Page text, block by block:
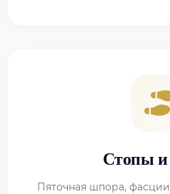
Стопы и
Пяточная шпора,